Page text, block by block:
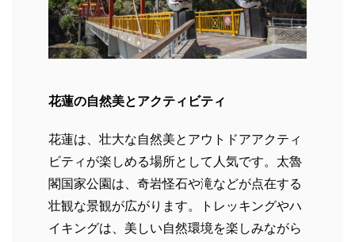
花蓮の自然美とアクティビティ
花蓮は、壮大な自然美とアウトドアアクティ
ビティが楽しめる場所として人気です。太魯
閣国家公園は、奇岩怪石や滝などが点在する
壮観な景観が広がります。トレッキングやハ
イキングは、美しい自然環境を楽しみながら